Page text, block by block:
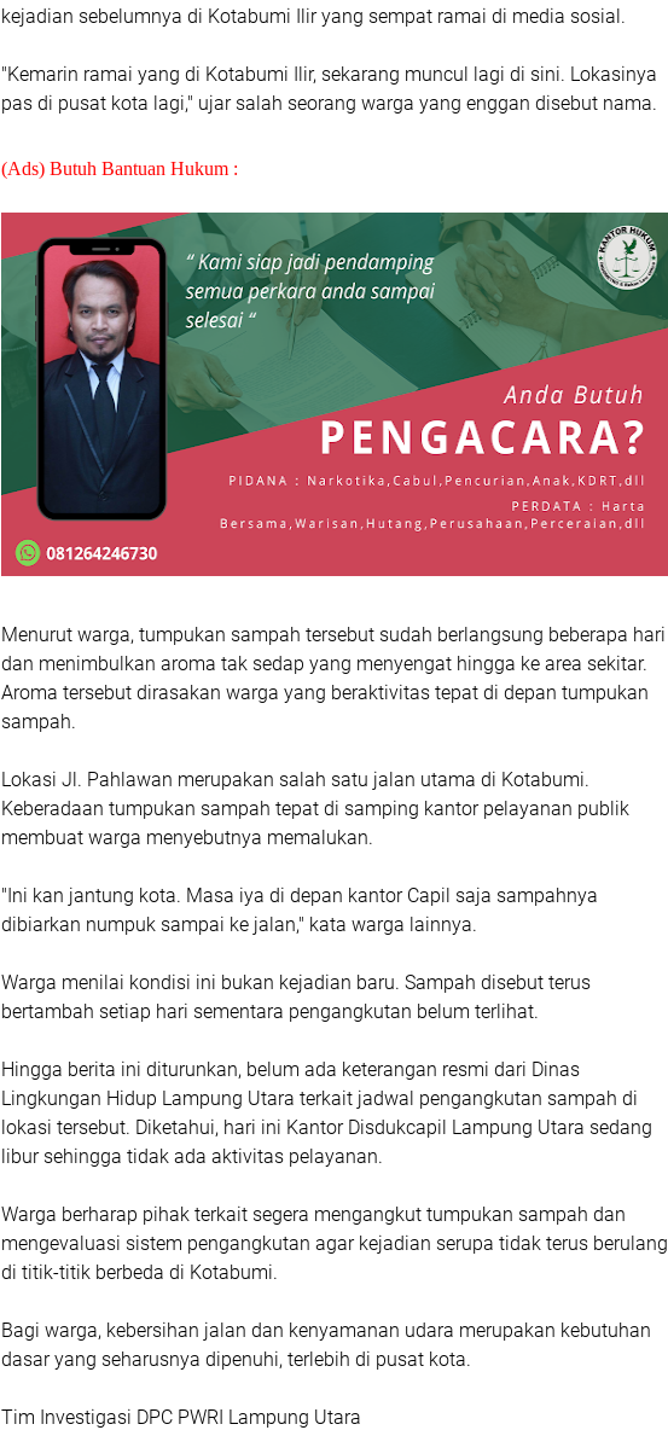
kejadian sebelumnya di Kotabumi Ilir yang sempat ramai di media sosial.
"Kemarin ramai yang di Kotabumi Ilir, sekarang muncul lagi di sini. Lokasinya
pas di pusat kota lagi," ujar salah seorang warga yang enggan disebut nama.
(Ads) Butuh Bantuan Hukum :
Menurut warga, tumpukan sampah tersebut sudah berlangsung beberapa hari
dan menimbulkan aroma tak sedap yang menyengat hingga ke area sekitar.
Aroma tersebut dirasakan warga yang beraktivitas tepat di depan tumpukan
sampah.
Lokasi Jl. Pahlawan merupakan salah satu jalan utama di Kotabumi.
Keberadaan tumpukan sampah tepat di samping kantor pelayanan publik
membuat warga menyebutnya memalukan.
"Ini kan jantung kota. Masa iya di depan kantor Capil saja sampahnya
dibiarkan numpuk sampai ke jalan," kata warga lainnya.
Warga menilai kondisi ini bukan kejadian baru. Sampah disebut terus
bertambah setiap hari sementara pengangkutan belum terlihat.
Hingga berita ini diturunkan, belum ada keterangan resmi dari Dinas
Lingkungan Hidup Lampung Utara terkait jadwal pengangkutan sampah di
lokasi tersebut. Diketahui, hari ini Kantor Disdukcapil Lampung Utara sedang
libur sehingga tidak ada aktivitas pelayanan.
Warga berharap pihak terkait segera mengangkut tumpukan sampah dan
mengevaluasi sistem pengangkutan agar kejadian serupa tidak terus berulang
di titik-titik berbeda di Kotabumi.
Bagi warga, kebersihan jalan dan kenyamanan udara merupakan kebutuhan
dasar yang seharusnya dipenuhi, terlebih di pusat kota.
Tim Investigasi DPC PWRI Lampung Utara